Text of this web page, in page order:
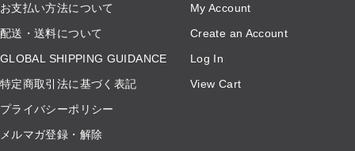
お支払い方法について
配送・送料について
GLOBAL SHIPPING GUIDANCE
特定商取引法に基づく表記
プライバシーポリシー
メルマガ登録・解除
My Account
Create an Account
Log In
View Cart